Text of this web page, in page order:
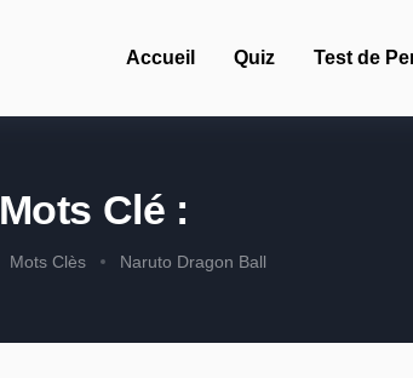
Accueil Quiz Test de
Mots Clé :
Mots Clès Naruto Dragon Ball